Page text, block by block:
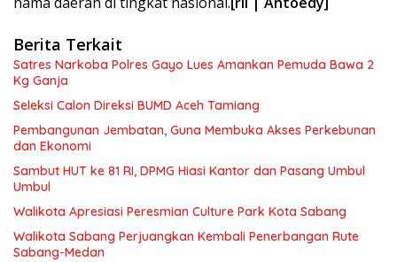
Berita Terkait
Satres Narkoba Polres Gayo Lues Amankan Pemuda Bawa 2
Kg Ganja
Seleksi Calon Direksi BUMD Aceh Tamiang
Pembangunan Jembatan, Guna Membuka Akses Perkebunan
dan Ekonomi
Sambut HUT ke 81 RI, DPMG Hiasi Kantor dan Pasang Umbul
Umbul
Walikota Apresiasi Peresmian Culture Park Kota Sabang
Walikota Sabang Perjuangkan Kembali Penerbangan Rute
Sabang-Medan